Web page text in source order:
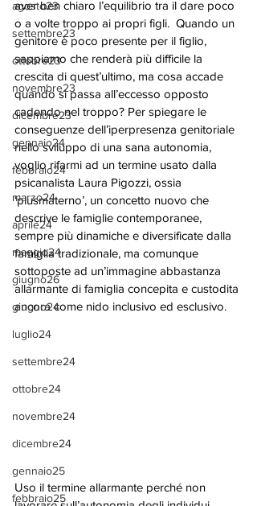
agosto23
settembre23
ottobre23
novembre23
dicembre23
gennaio24
febbraio24
marzo24
aprile24
maggio24
giugno26
giugno24
luglio24
settembre24
ottobre24
novembre24
dicembre24
gennaio25
febbraio25
aver ben chiaro l’equilibrio tra il dare poco
o a volte troppo ai propri figli.  Quando un
genitore è poco presente per il figlio,
sappiamo che renderà più difficile la
crescita di quest’ultimo, ma cosa accade
quando si passa all’eccesso opposto
cadendo nel troppo? Per spiegare le
conseguenze dell’iperpresenza genitoriale
nello sviluppo di una sana autonomia,
voglio rifarmi ad un termine usato dalla
psicanalista Laura Pigozzi, ossia
‘plusmaterno’, un concetto nuovo che
descrive le famiglie contemporanee,
sempre più dinamiche e diversificate dalla
famiglia tradizionale, ma comunque
sottoposte ad un’immagine abbastanza
allarmante di famiglia concepita e custodita
ancora come nido inclusivo ed esclusivo.
Uso il termine allarmante perché non